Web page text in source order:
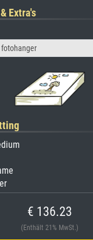
Extra's
€ 136.23
(Enthält 21% MwSt.)